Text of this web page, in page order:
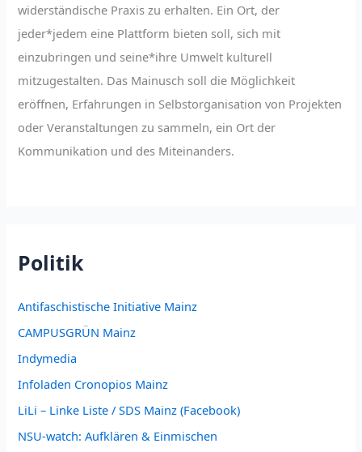
widerständische Praxis zu erhalten. Ein Ort, der
jeder*jedem eine Plattform bieten soll, sich mit
einzubringen und seine*ihre Umwelt kulturell
mitzugestalten. Das Mainusch soll die Möglichkeit
eröffnen, Erfahrungen in Selbstorganisation von Projekten
oder Veranstaltungen zu sammeln, ein Ort der
Kommunikation und des Miteinanders.
Politik
Antifaschistische Initiative Mainz
CAMPUSGRÜN Mainz
Indymedia
Infoladen Cronopios Mainz
LiLi – Linke Liste / SDS Mainz (Facebook)
NSU-watch: Aufklären & Einmischen